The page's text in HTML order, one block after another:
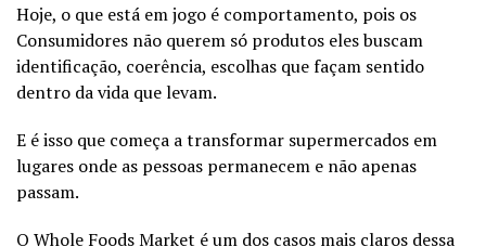
Hoje, o que está em jogo é comportamento, pois os
Consumidores não querem só produtos eles buscam
identificação, coerência, escolhas que façam sentido
dentro da vida que levam.
E é isso que começa a transformar supermercados em
lugares onde as pessoas permanecem e não apenas
passam.
O Whole Foods Market é um dos casos mais claros dessa